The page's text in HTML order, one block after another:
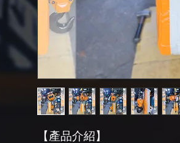
【產品介紹】